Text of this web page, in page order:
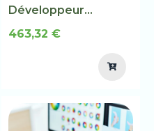
Développeur
d’Applications BC02
463,32 €